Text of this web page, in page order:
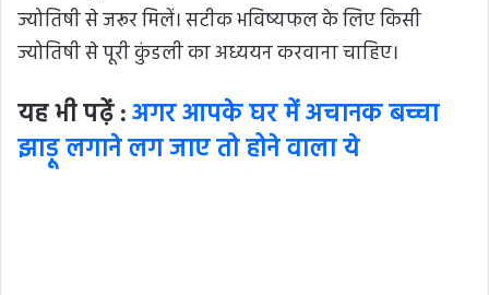
ज्योतिषी से जरूर मिलें। सटीक भविष्यफल के लिए किसी
ज्योतिषी से पूरी कुंडली का अध्ययन करवाना चाहिए।
यह भी पढ़ें :अगर आपके घर में अचानक बच्चा
झाड़ू लगाने लग जाए तो होने वाला ये